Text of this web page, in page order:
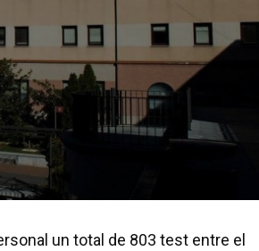
un total de 803 test entre el